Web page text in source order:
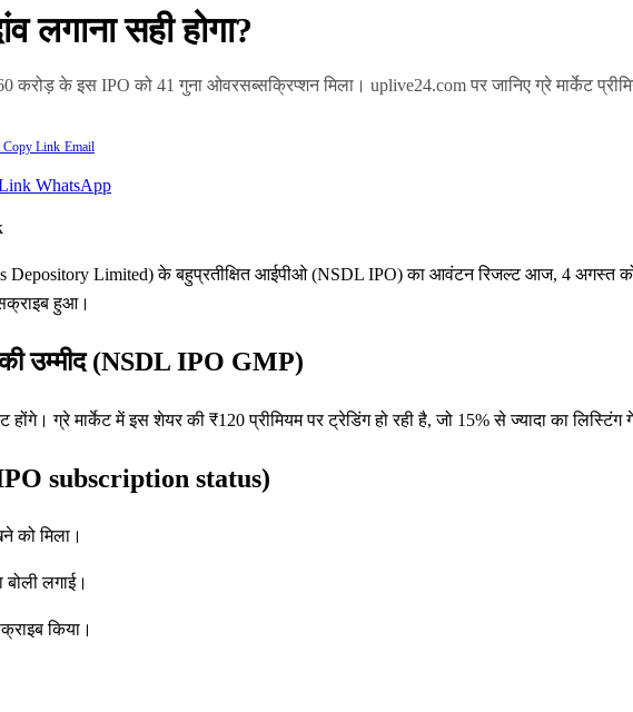
लगाना सही होगा?
के इस IPO को 41 गुना ओवरसब्सक्रिप्शन मिला। uplive24.com पर जानिए ग्रे मार्केट
Copy Link Email
WhatsApp
Depository Limited) के बहुप्रतीक्षित आईपीओ (NSDL IPO) का आवंटन रिजल्ट आज, 4
हुआ।
की उम्मीद (NSDL IPO GMP)
ग्रे मार्केट में इस शेयर की ₹120 प्रीमियम पर ट्रेडिंग हो रही है, जो 15% से ज्यादा का
subscription status)
को मिला।
लगाई।
किया।